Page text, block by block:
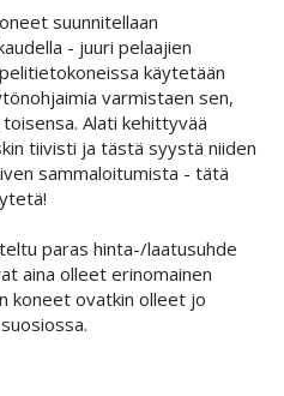
suunnitellaan
- juuri pelaajien
käytetään
varmistaen sen,
Alati kehittyvää
tiivisti ja tästä syystä niiden
sammaloitumista - tätä
paras hinta-/laatusuhde
aina olleet erinomainen
koneet ovatkin olleet jo